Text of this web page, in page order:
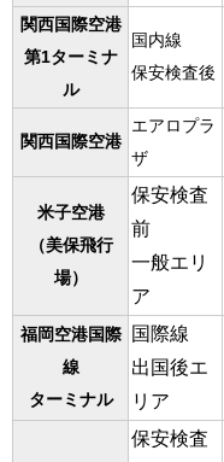
関西国際空港
第1ターミナ
ル
国内線
保安検査後
関西国際空港
エアロプラ
ザ
米子空港
（美保飛行
場）
保安検査
前
一般エリ
ア
福岡空港国際
線
ターミナル
国際線
出国後エ
リア
保安検査